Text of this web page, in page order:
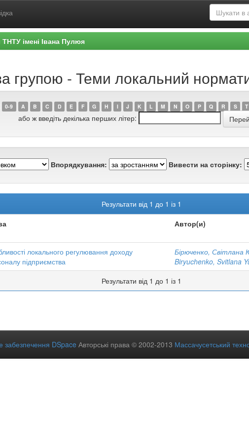
ТНТУ імені Івана Пулюя
групою - Теми локальний
0-9 A B C D E F G H I J K L M N O P Q R S T
або ж введіть декілька перших літер:
Впорядкування: Вивести на сторінку:
Результати від 1 до 1 із 1
Автор(и)
локального регулювання доходу
підприємства
Бірюченко, Світлана
Biryuchenko, Svitlana
Результати від 1 до 1 із 1
забезпечення DSpace Авторські права © 2002-2013 Массачусетський